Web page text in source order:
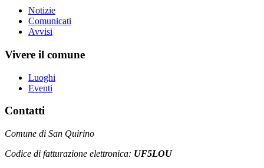
Notizie
Comunicati
Avvisi
Vivere il comune
Luoghi
Eventi
Contatti
Comune di San Quirino
Codice di fatturazione elettronica: UF5LOU